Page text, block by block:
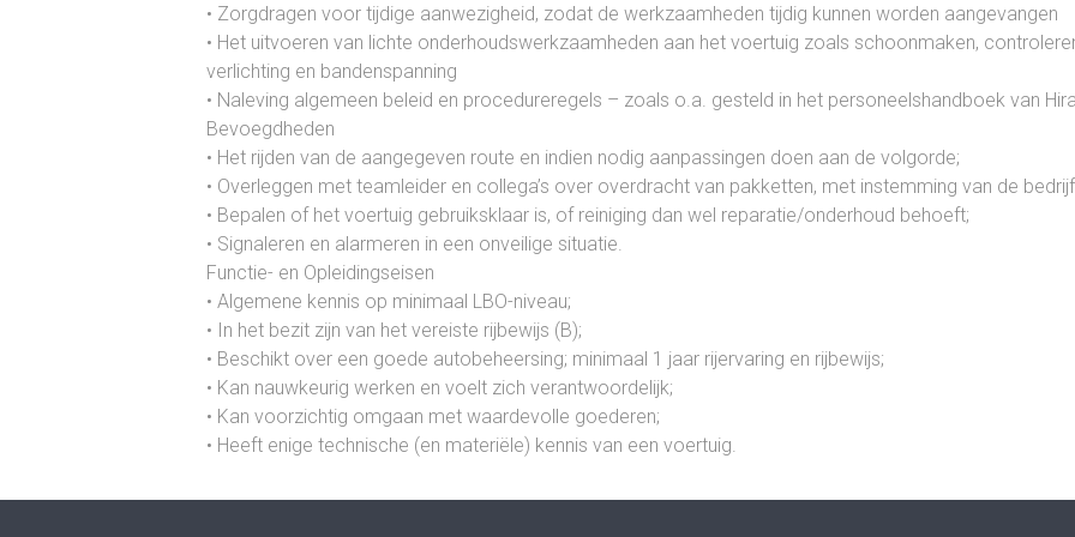
• Zorgdragen voor tijdige aanwezigheid, zodat de werkzaamheden tijdig kunnen worden aangevangen
• Het uitvoeren van lichte onderhoudswerkzaamheden aan het voertuig zoals schoonmaken,
verlichting en bandenspanning
• Naleving algemeen beleid en procedureregels – zoals o.a. gesteld in het personeelshandboek van
Bevoegdheden
• Het rijden van de aangegeven route en indien nodig aanpassingen doen aan de volgorde;
• Overleggen met teamleider en collega’s over overdracht van pakketten, met instemming van de
• Bepalen of het voertuig gebruiksklaar is, of reiniging dan wel reparatie/onderhoud behoeft;
• Signaleren en alarmeren in een onveilige situatie.
Functie- en Opleidingseisen
• Algemene kennis op minimaal LBO-niveau;
• In het bezit zijn van het vereiste rijbewijs (B);
• Beschikt over een goede autobeheersing; minimaal 1 jaar rijervaring en rijbewijs;
• Kan nauwkeurig werken en voelt zich verantwoordelijk;
• Kan voorzichtig omgaan met waardevolle goederen;
• Heeft enige technische (en materiële) kennis van een voertuig.